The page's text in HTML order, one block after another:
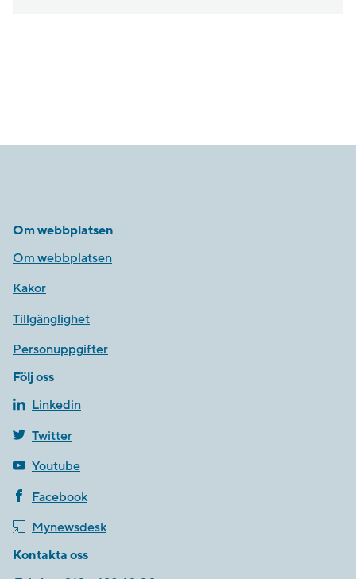
Om webbplatsen
Om webbplatsen
Kakor
Tillgänglighet
Personuppgifter
Följ oss
Linkedin
Twitter
Youtube
Facebook
Mynewsdesk
Kontakta oss